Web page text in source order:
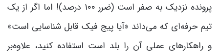
پرونده نزدیک به صفر است (ضرر ۱۰۰ درصد)! اما اگر از یک
تیم حرفه‌ای که می‌داند «آیا پیج فیک قابل شناسایی است»
و راهکارهای عملی آن را بلد است استفاده کنید، علاوه‌بر